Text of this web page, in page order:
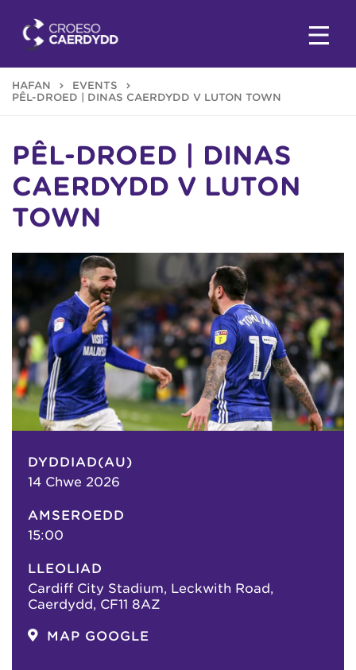
HAFAN
EVENTS
PÊL-DROED | DINAS CAERDYDD V LUTON TOWN
PÊL-DROED | DINAS
CAERDYDD V LUTON
TOWN
DYDDIAD(AU)
14 Chwe 2026
AMSEROEDD
15:00
LLEOLIAD
Cardiff City Stadium, Leckwith Road,
Caerdydd, CF11 8AZ
MAP GOOGLE